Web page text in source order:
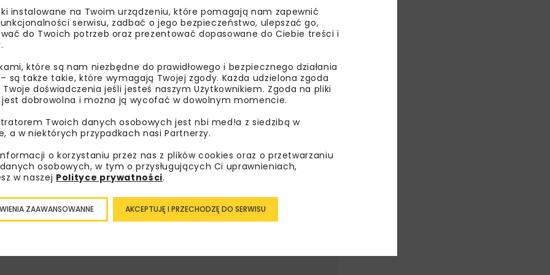
Plany mają pomóc uodpornić i przystosować je do zmieniających
pełnomocnik rządu ds. polityki klimatycznej.
INSTYTUT OCHRONY ŚRODOWISKA – PAŃSTWOWY INSTYTUT
BADAWCZY
wiedzieć więcej?
się do newslettera aby otrzymywać od nas
informacje branżowe, zaproszenia na
instalowane na Twoim urządzeniu, które pomagają nam zapewnić
serwisu, zadbać o jego bezpieczeństwo, ulepszać go,
do Twoich potrzeb oraz prezentować dopasowane do Ciebie treści i
które są nam niezbędne do prawidłowego i bezpiecznego działania
są także takie, które wymagają Twojej zgody. Każda udzielona zgoda
doświadczenia jeśli jesteś naszym Użytkownikiem. Zgoda na pliki
dobrowolna i można ją wycofać w dowolnym momencie.
Twoich danych osobowych jest nbi med!a z siedzibą w
a w niektórych przypadkach nasi Partnerzy.
o korzystaniu przez nas z plików cookies oraz o przetwarzaniu
osobowych, w tym o przysługujących Ci uprawnieniach,
w naszej Polityce prywatności.
AKCEPTUJĘ I PRZECHODZĘ DO SERWISU
ZAAWANSOWANNE